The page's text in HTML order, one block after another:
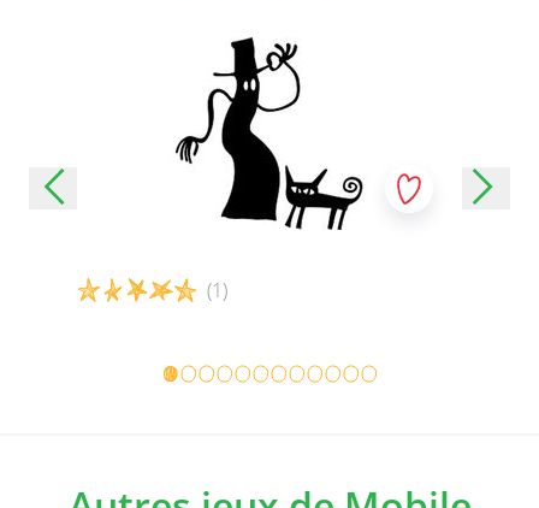
balloons with your finger in a clockwise direction,
modelling how the players should breathe (deep and
slow inhale - hold the breath - slow exhale - hold -
repeat). For each step, you can count four balloons (4
for inhaling - 4 to hold - 4 for exhaling – 4 to hold).
If you would like to level up further, you can play with
repetitions. Spin the bottle a second time and look at
the number of dots shown in the coloured circle (you
could also roll one die to determine the number of
with the hands on the side of the body, the players
repeat the position, finishing by returning to the
Animal Yoga: Animal Yoga for All - StreetSmart Wheels -
(1)
Détails du jeu